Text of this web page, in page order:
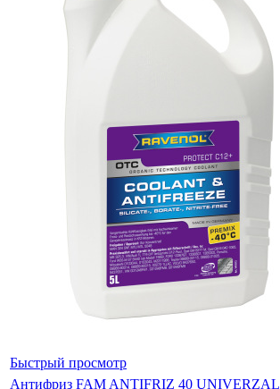
Быстрый просмотр
Антифриз FAM ANTIFRIZ 40 UNIVERZAL